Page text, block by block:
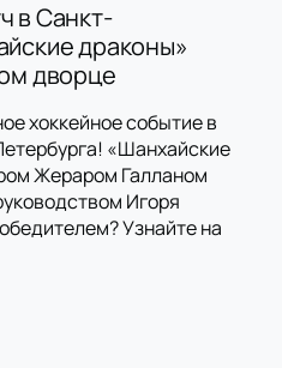
в Санкт-
драконы»
дворце
хоккейное событие в
«Шанхайские
Жераром Галланом
Игоря
Узнайте на